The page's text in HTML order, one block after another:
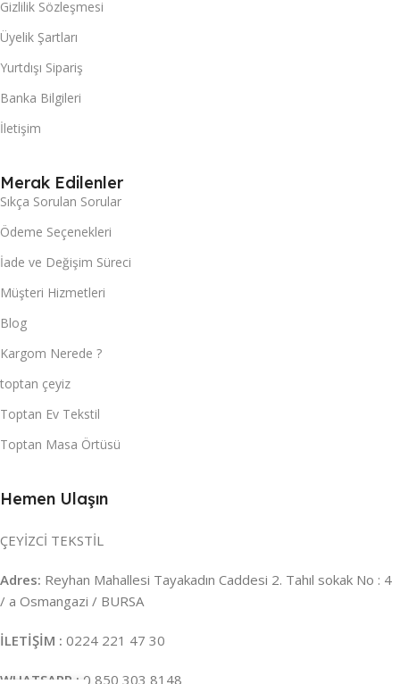
Gizlilik Sözleşmesi
Üyelik Şartları
Yurtdışı Sipariş
Banka Bilgileri
İletişim
Merak Edilenler
Sıkça Sorulan Sorular
Ödeme Seçenekleri
İade ve Değişim Süreci
Müşteri Hizmetleri
Blog
Kargom Nerede ?
toptan çeyiz
Toptan Ev Tekstil
Toptan Masa Örtüsü
Hemen Ulaşın
ÇEYİZCİ TEKSTİL
Adres: Reyhan Mahallesi Tayakadın Caddesi 2. Tahıl sokak No : 4
/ a Osmangazi / BURSA
İLETİŞİM : 0224 221 47 30
WHATSAPP : 0 850 303 8148